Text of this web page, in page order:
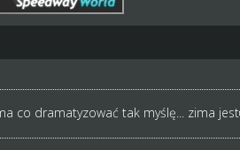
co dramatyzować tak myślę... zima jest